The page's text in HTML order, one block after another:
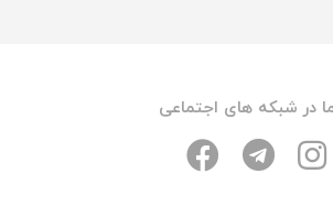
در شبکه های اجتماعی